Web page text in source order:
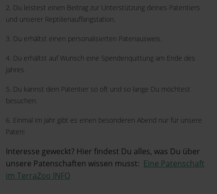
2. Du leistest einen Beitrag zur Unterstützung deines Patentiers
und unserer Reptilienauffangstation.
3. Du erhältst einen personalisierten Patenausweis.
4. Du erhältst auf Wunsch eine Spendenquittung am Ende des
Jahres.
5. Du kannst dein Patentier so oft und so lange Du möchtest
besuchen.
6. Einmal im Jahr gibt es einen besonderen Abend nur für unsere
Paten!
Interesse geweckt? Hier findest Du alles, was Du über
unsere Patenschaften wissen musst: Eine Patenschaft
im TerraZoo INFO